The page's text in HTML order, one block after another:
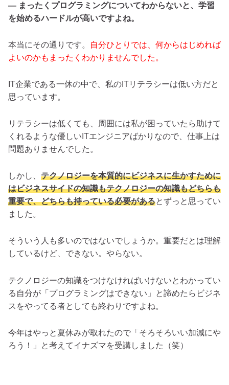
— まったくプログラミングについてわからないと、学習
を始めるハードルが高いですよね。
本当にその通りです。
自分ひとりでは、何からはじめれば
よいのかもまったくわかりませんでした。
IT企業である一休の中で、私のITリテラシーは低い方だと
思っています。
リテラシーは低くても、周囲には私が困っていたら助けて
くれるような優しいITエンジニアばかりなので、仕事上は
問題ありませんでした。
しかし、 テクノロジーを本質的にビジネスに生かすために
はビジネスサイドの知識もテクノロジーの知識もどちらも
重要で、どちらも持っている必要があるとずっと思ってい
ました。
そういう人も多いのではないでしょうか。重要だとは理解
しているけど、できない。やらない。
テクノロジーの知識をつけなければいけないとわかってい
る自分が「プログラミングはできない」と諦めたらビジネ
スをやってる者としても終わりですよね。
今年はやっと夏休みが取れたので「そろそろいい加減にや
ろう！」と考えてイナズマを受講しました（笑）